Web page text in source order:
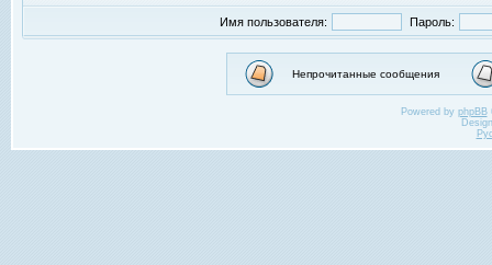
Имя пользователя: Пароль:
Непрочитанные сообщения
Powered by phpBB